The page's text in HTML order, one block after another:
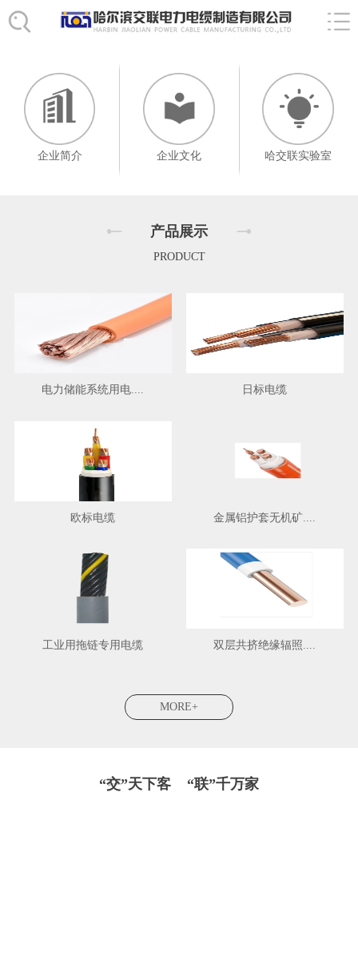
企业简介 企业文化 哈交联实验室
产品展示
PRODUCT
电力储能系统用电.... 日标电缆
欧标电缆 金属铝护套无机矿....
工业用拖链专用电缆 双层共挤绝缘辐照....
MORE+
“交”天下客 “联”千万家